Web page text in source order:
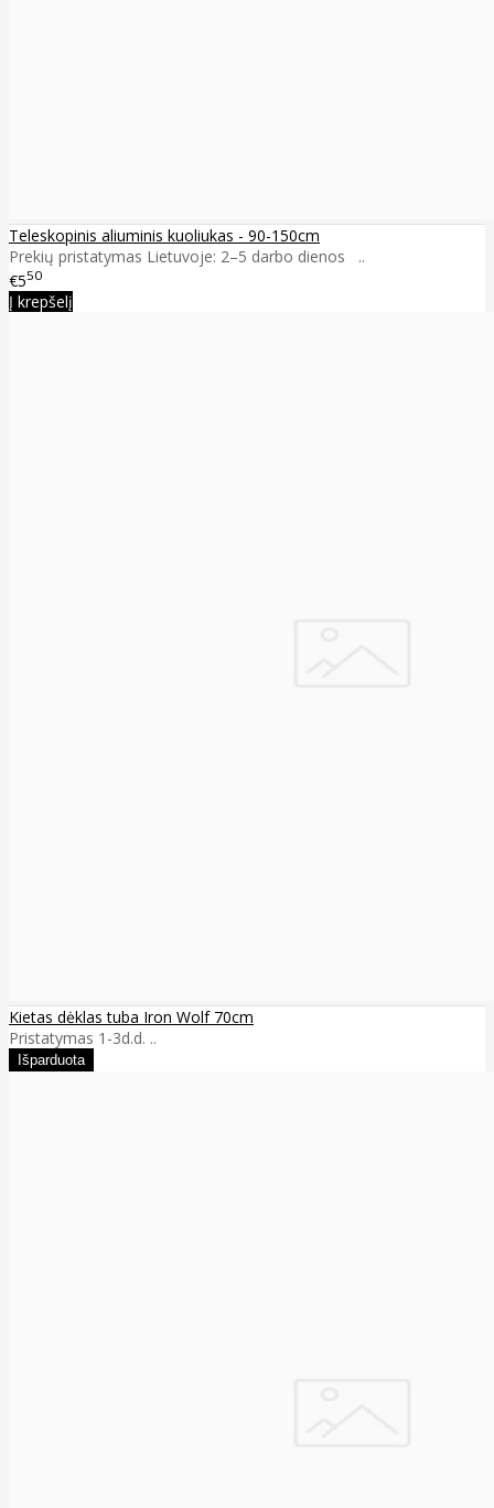
Teleskopinis aliuminis kuoliukas - 90-150cm
Prekių pristatymas Lietuvoje: 2–5 darbo dienos ..
€550
Į krepšelį
Kietas dėklas tuba Iron Wolf 70cm
Pristatymas 1-3d.d. ..